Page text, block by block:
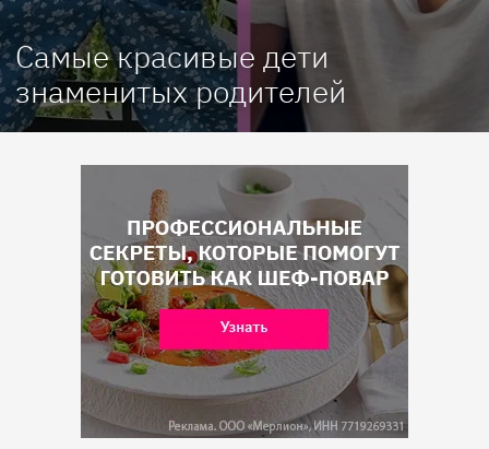
Самые красивые дети
знаменитых родителей